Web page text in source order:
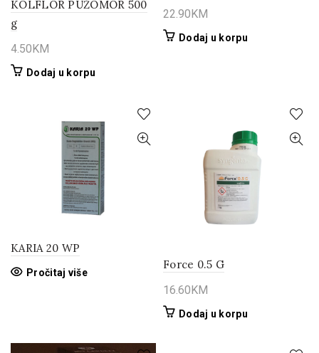
KOLFLOR PUŽOMOR 500
g
4.50KM
Dodaj u korpu
22.90KM
Dodaj u korpu
KARIA 20 WP
Pročitaj više
Force 0.5 G
16.60KM
Dodaj u korpu